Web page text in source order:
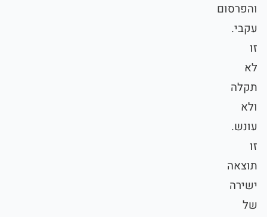
והפרסום
עקבי.
זו
לא
תקלה
ולא
עונש.
זו
תוצאה
ישירה
של